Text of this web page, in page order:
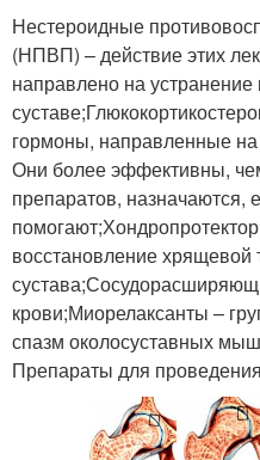
Нестероидные
(НПВП) – действие этих
направлено на
гормоны, направленные
Они более эффективны,
препаратов,
восстановление хрящевой
крови;Миорелаксанты –
спазм околосуставных
Препараты для